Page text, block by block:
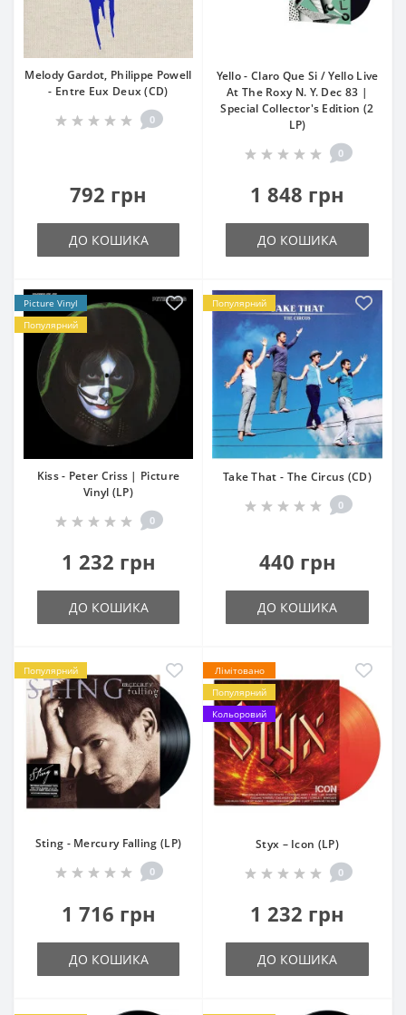
Melody Gardot, Philippe Powell
- Entre Eux Deux (CD)
0
792 грн
ДО КОШИКА
Yello - Claro Que Si / Yello Live
At The Roxy N. Y. Dec 83 |
Special Collector's Edition (2
LP)
0
1 848 грн
ДО КОШИКА
Picture Vinyl
Популярний
Kiss - Peter Criss | Picture
Vinyl (LP)
0
1 232 грн
ДО КОШИКА
Популярний
Take That - The Circus (CD)
0
440 грн
ДО КОШИКА
Популярний
Sting - Mercury Falling (LP)
0
1 716 грн
ДО КОШИКА
Лімітовано
Популярний
Кольоровий
Styx – Icon (LP)
0
1 232 грн
ДО КОШИКА